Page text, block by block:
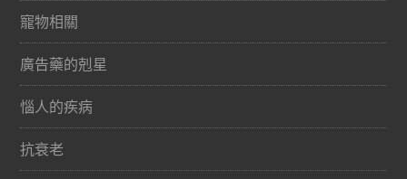
寵物相關
廣告藥的剋星
惱人的疾病
抗衰老